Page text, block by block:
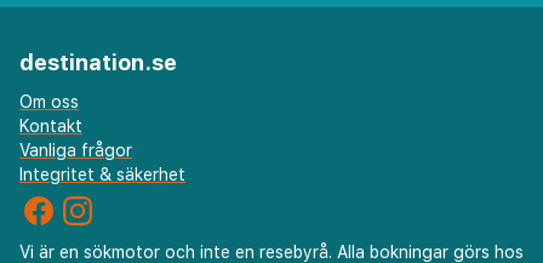
flerspråkig personal och bagageförvaring. Planerar du
konferensutrymmen på upp till 200 kvadratmeter,
däribland konferensrum och mötesrum. Avgiftsfri
parkering erbjuds på plats. Passa på att dra nytta av
bland annat gratis wi-fi, en souvenirbutik eller
tidningskiosk och en frisersalong. Detta hotell har
även en tv i allmänt utrymme, hjälp med bokning av
biljetter och guidade turer och reception. Detta hotell
destination.se
Om oss
Kontakt
Vanliga frågor
Integritet & säkerhet
Vi är en sökmotor och inte en resebyrå. Alla bokningar görs hos